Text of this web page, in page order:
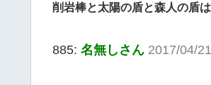
削岩棒と太陽の盾と森人の盾
885: 名無しさん 2017/04/